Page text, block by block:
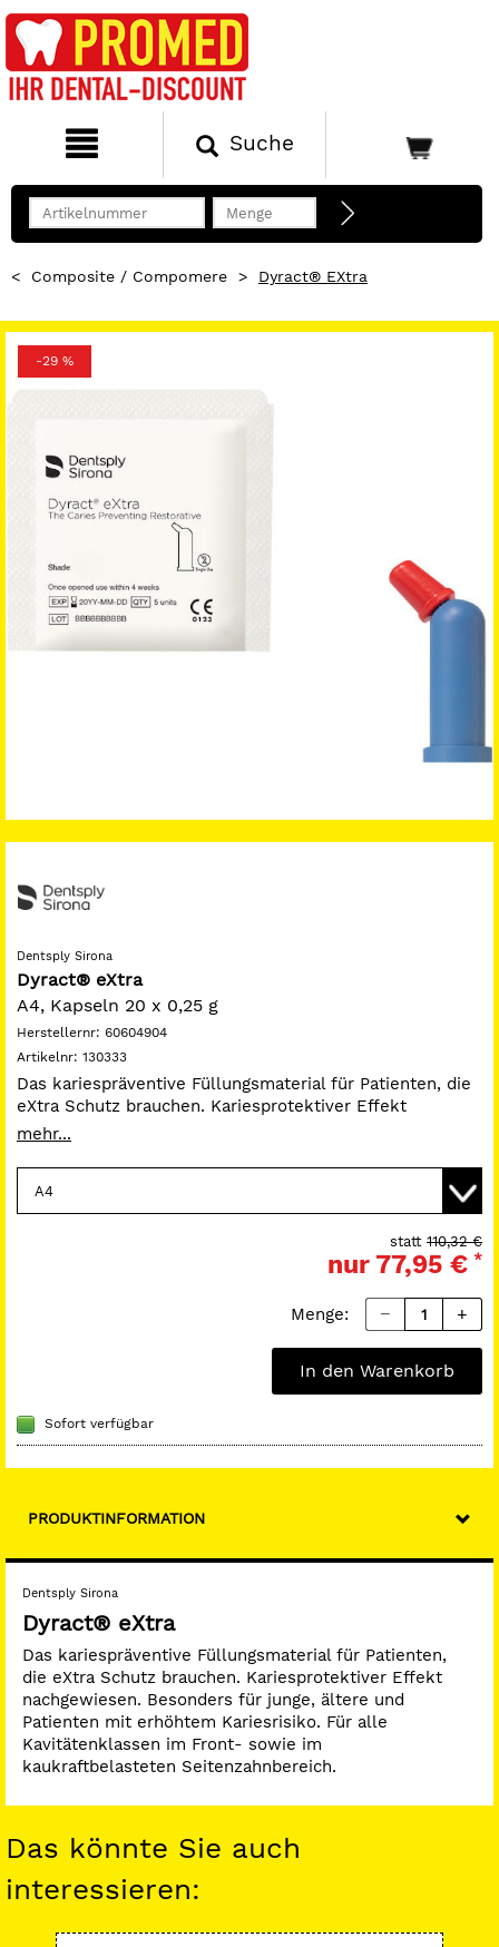
Suche
< Composite / Compomere > Dyract® EXtra
-29 %
Dentsply Sirona
Dyract® eXtra
A4, Kapseln 20 x 0,25 g
Herstellernr: 60604904
Artikelnr: 130333
Das kariespräventive Füllungsmaterial für Patienten, die
eXtra Schutz brauchen. Kariesprotektiver Effekt
nachgewiesen. Besonders für junge, ältere und Patienten
Front- sowie im kaukraftbelasteten Seitenzahnbereich.
mehr...
110,32 €
statt
nur 77,95 € *
Menge:
In den Warenkorb
Sofort verfügbar
PRODUKTINFORMATION
Dentsply Sirona
Dyract® eXtra
Das kariespräventive Füllungsmaterial für Patienten,
die eXtra Schutz brauchen. Kariesprotektiver Effekt
nachgewiesen. Besonders für junge, ältere und
Patienten mit erhöhtem Kariesrisiko. Für alle
Kavitätenklassen im Front- sowie im
kaukraftbelasteten Seitenzahnbereich.
Das könnte Sie auch
interessieren: